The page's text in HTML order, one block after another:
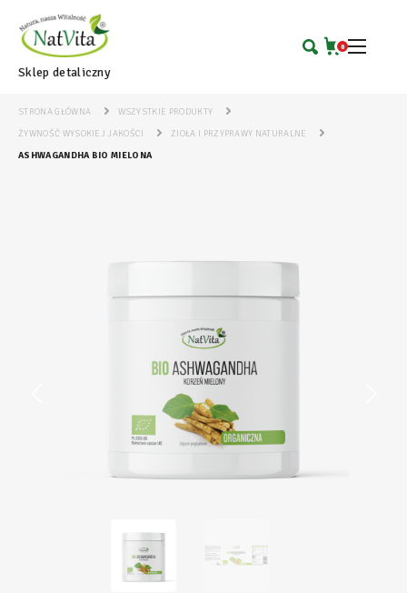
Sklep detaliczny
0
STRONA GŁÓWNA
WSZYSTKIE PRODUKTY
ŻYWNOŚĆ WYSOKIEJ JAKOŚCI
ZIOŁA I PRZYPRAWY NATURALNE
ASHWAGANDHA BIO MIELONA